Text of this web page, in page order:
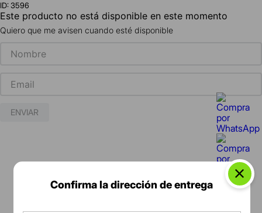
ID:3596
Este producto no está disponible en este momento
Quiero que me avisen cuando esté disponible
ENVIAR
Confirma la dirección de entrega